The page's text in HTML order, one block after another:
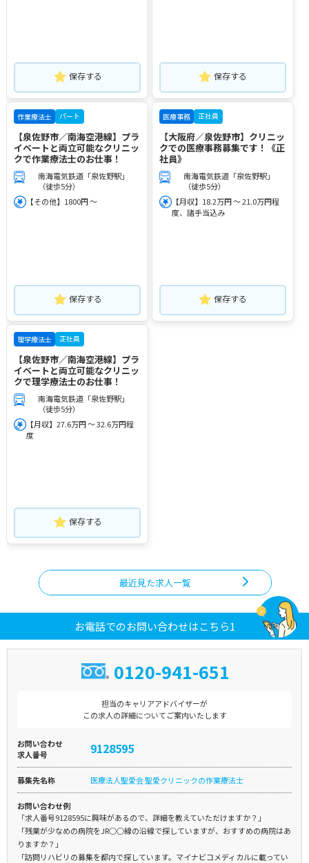
保存する 保存する
作業療法士 パート
【泉佐野市／南海空港線】プラ
イベートと両立可能なクリニッ
クで作業療法士のお仕事！
南海電気鉄道「泉佐野駅」
（徒歩5分）
【その他】1800円 ～
保存する
医療事務 正社員
【大阪府／泉佐野市】クリニッ
クでの医療事務募集です！《正
社員》
南海電気鉄道「泉佐野駅」
（徒歩5分）
【月収】18.2万円 ～ 21.0万円程
度、諸手当込み
保存する
理学療法士 正社員
【泉佐野市／南海空港線】プラ
イベートと両立可能なクリニッ
クで理学療法士のお仕事！
南海電気鉄道「泉佐野駅」
（徒歩5分）
【月収】27.6万円 ～ 32.6万円程
度
保存する
最近見た求人一覧
お電話でのお問い合わせはこちら1
0120-941-651
担当のキャリアアドバイザーが
この求人の詳細についてご案内いたします
お問い合わせ
求人番号
9128595
募集先名称 医療法人聖愛会 聖愛クリニックの作業療法士
お問い合わせ例
「求人番号9128595に興味があるので、詳細を教えていただけますか？」
「残業が少なめの病院をJR○○線の沿線で探していますが、おすすめの病院はあ
りますか？」
「訪問リハビリの募集を都内で探しています。マイナビコメディカルに載ってい